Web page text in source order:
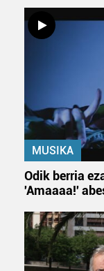
MUSIKA
Odik berria
'Amaaaa!'